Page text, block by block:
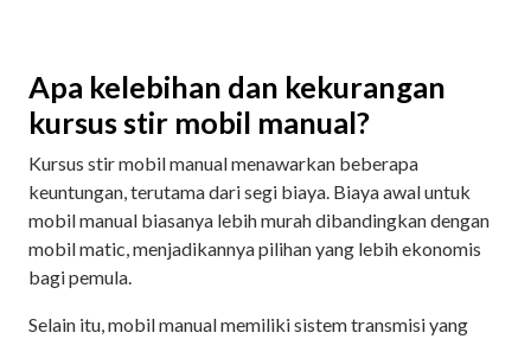
Apa kelebihan dan kekurangan
kursus stir mobil manual?
Kursus stir mobil manual menawarkan beberapa
keuntungan, terutama dari segi biaya. Biaya awal untuk
mobil manual biasanya lebih murah dibandingkan dengan
mobil matic, menjadikannya pilihan yang lebih ekonomis
bagi pemula.
Selain itu, mobil manual memiliki sistem transmisi yang